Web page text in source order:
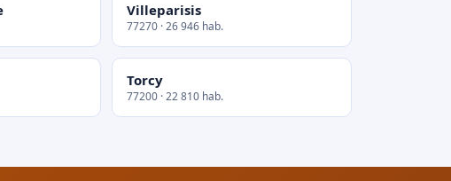
Villeparisis
77270 · 26 946 hab.
Torcy
77200 · 22 810 hab.